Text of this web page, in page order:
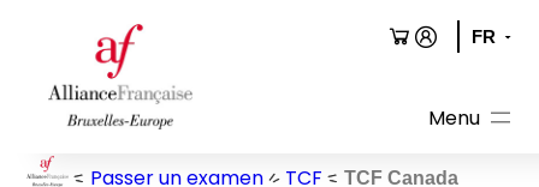
contenu
Passer un examen TCF TCF Canada